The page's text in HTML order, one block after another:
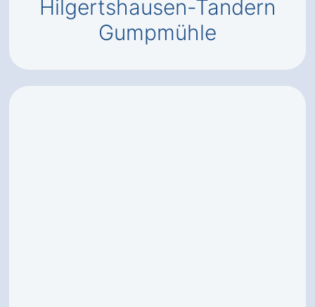
Hilgertshausen-Tandern
Gumpmühle